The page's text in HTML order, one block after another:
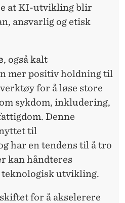
at KI-utvikling blir
ansvarlig og etisk
, også kalt
mer positiv holdning til
for å løse store
sykdom, inkludering,
Denne
til
har en tendens til å tro
kan håndteres
utvikling.
for å akselerere